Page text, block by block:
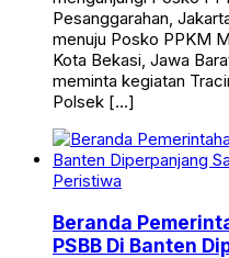
Pesanggarahan,
menuju Posko PPKM
Kota Bekasi, Jawa
meminta kegiatan
Polsek […]
Peristiwa
Beranda
PSBB Di Banten